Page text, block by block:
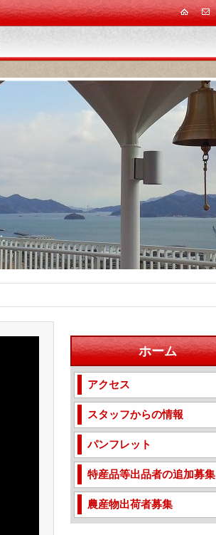
ホーム
アクセス
スタッフからの情報
パンフレット
特産品等出品者の追加募集
農産物出荷者募集